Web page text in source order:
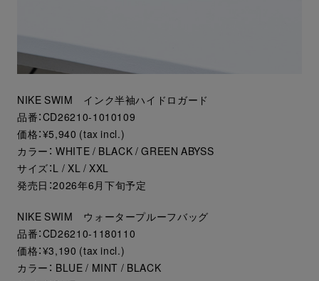
NIKE SWIM インク半袖ハイドロガード
品番：CD26210-1010109
価格：¥5,940 (tax incl.)
カラー： WHITE / BLACK / GREEN ABYSS
サイズ：L / XL / XXL
発売日：2026年6月下旬予定
NIKE SWIM ウォータープルーフバッグ
品番：CD26210-1180110
価格：¥3,190 (tax incl.)
カラー： BLUE / MINT / BLACK